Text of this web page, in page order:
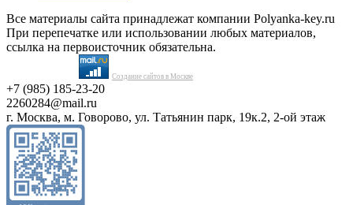
Все материалы сайта принадлежат компании Polyanka-key.ru
При перепечатке или использовании любых материалов,
ссылка на первоисточник обязательна.
Создание сайтов в Москве
+7 (985) 185-23-20
2260284@mail.ru
г. Москва, м. Говорово, ул. Татьянин парк, 19к.2, 2-ой этаж